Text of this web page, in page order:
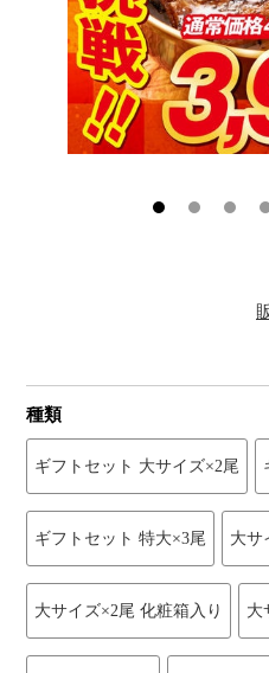
種類
ギフトセット 大サイズ×2尾
ギフトセット 特大×3尾 大サ
大サイズ×2尾 化粧箱入り 大